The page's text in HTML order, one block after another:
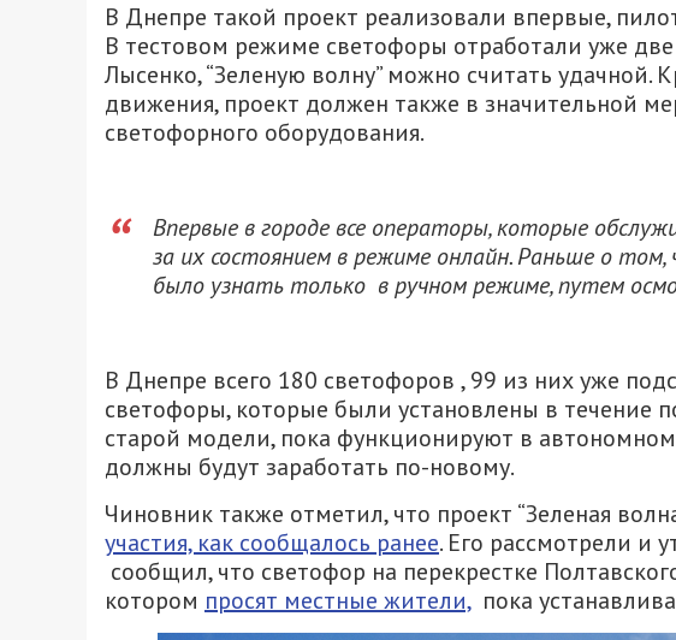
В Днепре такой проект реализовали впервые,
В тестовом режиме светофоры отработали уже
Лысенко, “Зеленую волну” можно считать удачной.
движения, проект должен также в значительной
светофорного оборудования.
Впервые в городе все операторы, которые
за их состоянием в режиме онлайн. Раньше о
было узнать только в ручном режиме, путем
В Днепре всего 180 светофоров , 99 из них уже
светофоры, которые были установлены в течение
старой модели, пока функционируют в
должны будут заработать по-новому.
Чиновник также отметил, что проект “Зеленая
участия, как сообщалось ранее. Его рассмотрели и
сообщил, что светофор на перекрестке
котором просят местные жители,пока